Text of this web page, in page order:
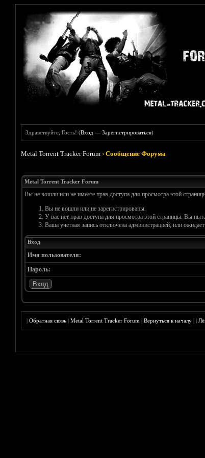
Здравствуйте, Гость! (Вход —Зарегистрироваться)
Metal Torrent Tracker Forum ›Сообщение Форума
Metal Torrent Tracker Forum
Вы не вошли или не имеете прав доступа для просмотра этой
Вы не вошли или не зарегистрированы.
У вас нет прав доступа для просмотра этой страницы. Вы
Ваша учетная запись отключена администрацией, или
Вход
Имя пользователя:
Пароль:
|Обратная связь |Metal Torrent Tracker Forum |Вернуться к началу ||